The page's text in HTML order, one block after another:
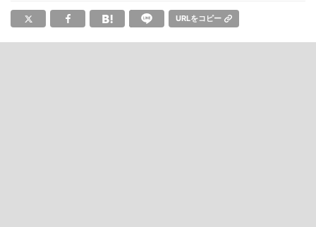
URLをコピー